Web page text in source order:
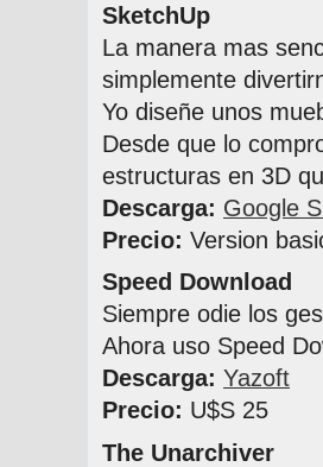
SketchUp
La manera mas
simplemente
Yo diseñe unos
Desde que lo
estructuras en 3D
Descarga: Google
Precio: Version
Speed Download
Siempre odie los
Ahora uso Speed
Descarga: Yazoft
Precio: U$S 25
The Unarchiver